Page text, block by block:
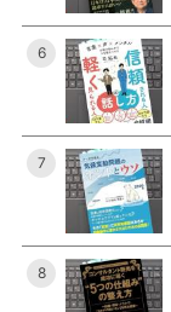
6
7
8